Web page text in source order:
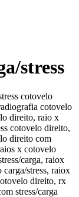
stress
cotovelo
cotovelo
direito, raio x
cotovelo direito,
direito com
x cotovelo
carga, raiox
stress, raiox
direito, rx
stress/carga